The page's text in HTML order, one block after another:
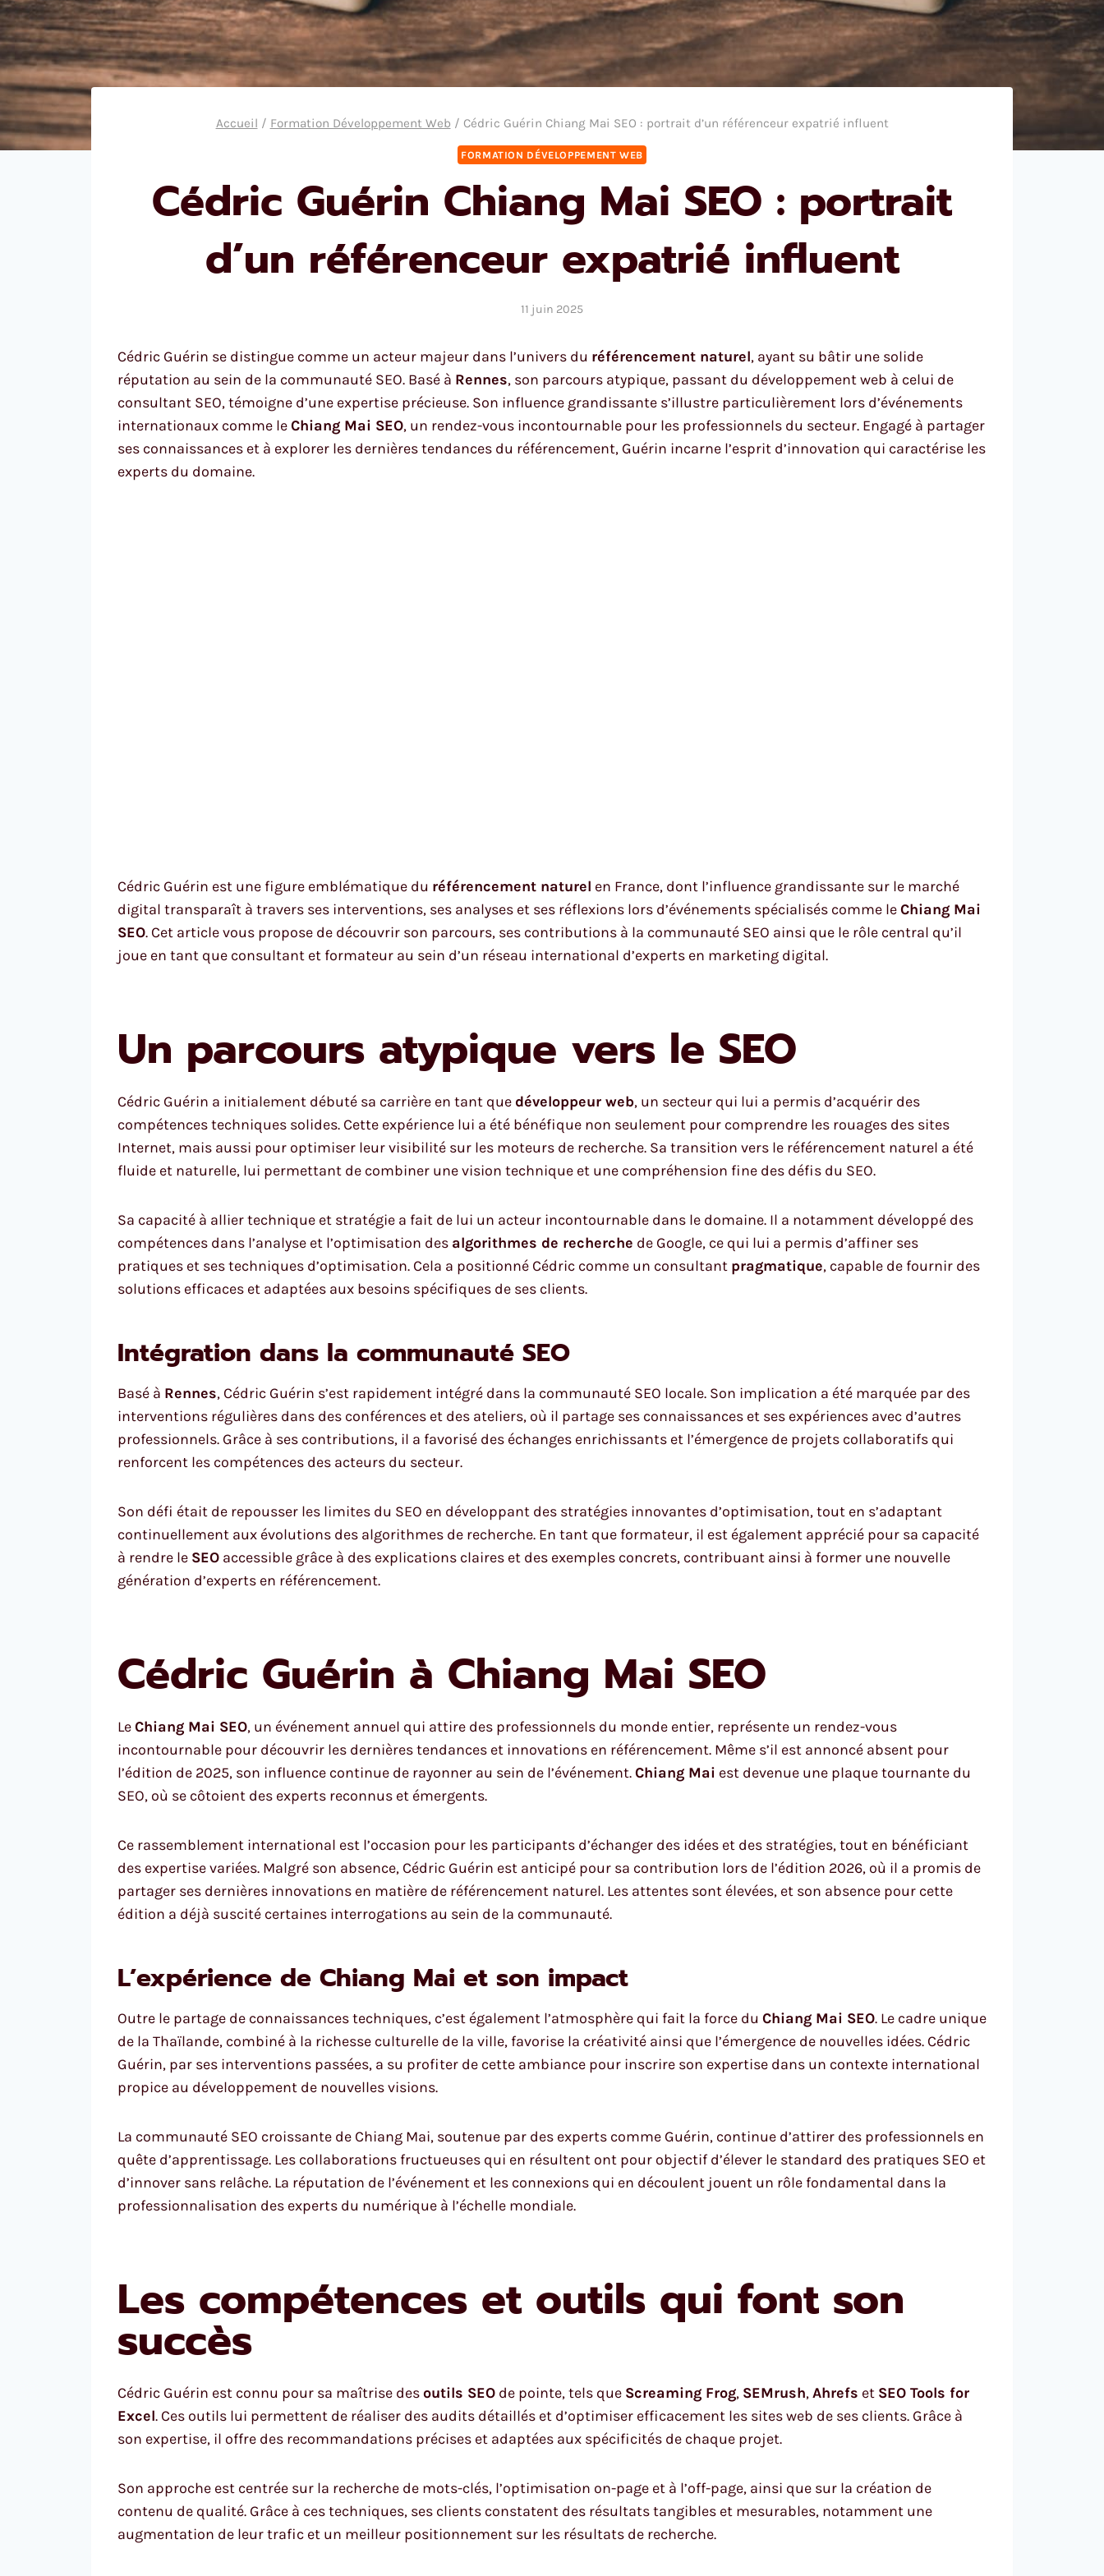
Accueil / Formation Développement Web / Cédric Guérin Chiang Mai SEO : portrait d’un référenceur expatrié influent
FORMATION DÉVELOPPEMENT WEB
Cédric Guérin Chiang Mai SEO : portrait
d’un référenceur expatrié influent
11 juin 2025
Cédric Guérin se distingue comme un acteur majeur dans l’univers du référencement naturel, ayant su bâtir une solide
réputation au sein de la communauté SEO. Basé à Rennes, son parcours atypique, passant du développement web à celui de
consultant SEO, témoigne d’une expertise précieuse. Son influence grandissante s’illustre particulièrement lors d’événements
internationaux comme leChiang Mai SEO, un rendez-vous incontournable pour les professionnels du secteur. Engagé à partager
ses connaissances et à explorer les dernières tendances du référencement, Guérin incarne l’esprit d’innovation qui caractérise les
experts du domaine.
Cédric Guérin est une figure emblématique du référencement naturel en France, dont l’influence grandissante sur le marché
digital transparaît à travers ses interventions, ses analyses et ses réflexions lors d’événements spécialisés comme leChiang Mai
SEO. Cet article vous propose de découvrir son parcours, ses contributions à la communauté SEO ainsi que le rôle central qu’il
joue en tant que consultant et formateur au sein d’un réseau international d’experts en marketing digital.
Un parcours atypique vers le SEO
Cédric Guérin a initialement débuté sa carrière en tant que développeur web, un secteur qui lui a permis d’acquérir des
compétences techniques solides. Cette expérience lui a été bénéfique non seulement pour comprendre les rouages des sites
Internet, mais aussi pour optimiser leur visibilité sur les moteurs de recherche. Sa transition vers le référencement naturel a été
fluide et naturelle, lui permettant de combiner une vision technique et une compréhension fine des défis du SEO.
Sa capacité à allier technique et stratégie a fait de lui un acteur incontournable dans le domaine. Il a notamment développé des
compétences dans l’analyse et l’optimisation des algorithmes de recherche de Google, ce qui lui a permis d’affiner ses
pratiques et ses techniques d’optimisation. Cela a positionné Cédric comme un consultant pragmatique, capable de fournir des
solutions efficaces et adaptées aux besoins spécifiques de ses clients.
Intégration dans la communauté SEO
Basé à Rennes, Cédric Guérin s’est rapidement intégré dans la communauté SEO locale. Son implication a été marquée par des
interventions régulières dans des conférences et des ateliers, où il partage ses connaissances et ses expériences avec d’autres
professionnels. Grâce à ses contributions, il a favorisé des échanges enrichissants et l’émergence de projets collaboratifs qui
renforcent les compétences des acteurs du secteur.
Son défi était de repousser les limites du SEO en développant des stratégies innovantes d’optimisation, tout en s’adaptant
continuellement aux évolutions des algorithmes de recherche. En tant que formateur, il est également apprécié pour sa capacité
à rendre le SEO accessible grâce à des explications claires et des exemples concrets, contribuant ainsi à former une nouvelle
génération d’experts en référencement.
Cédric Guérin à Chiang Mai SEO
LeChiang Mai SEO, un événement annuel qui attire des professionnels du monde entier, représente un rendez-vous
incontournable pour découvrir les dernières tendances et innovations en référencement. Même s’il est annoncé absent pour
l’édition de 2025, son influence continue de rayonner au sein de l’événement.Chiang Mai est devenue une plaque tournante du
SEO, où se côtoient des experts reconnus et émergents.
Ce rassemblement international est l’occasion pour les participants d’échanger des idées et des stratégies, tout en bénéficiant
des expertise variées. Malgré son absence, Cédric Guérin est anticipé pour sa contribution lors de l’édition 2026, où il a promis de
partager ses dernières innovations en matière de référencement naturel. Les attentes sont élevées, et son absence pour cette
édition a déjà suscité certaines interrogations au sein de la communauté.
L’expérience de Chiang Mai et son impact
Outre le partage de connaissances techniques, c’est également l’atmosphère qui fait la force du Chiang Mai SEO. Le cadre unique
de la Thaïlande, combiné à la richesse culturelle de la ville, favorise la créativité ainsi que l’émergence de nouvelles idées. Cédric
Guérin, par ses interventions passées, a su profiter de cette ambiance pour inscrire son expertise dans un contexte international
propice au développement de nouvelles visions.
La communauté SEO croissante de Chiang Mai, soutenue par des experts comme Guérin, continue d’attirer des professionnels en
quête d’apprentissage. Les collaborations fructueuses qui en résultent ont pour objectif d’élever le standard des pratiques SEO et
d’innover sans relâche. La réputation de l’événement et les connexions qui en découlent jouent un rôle fondamental dans la
professionnalisation des experts du numérique à l’échelle mondiale.
Les compétences et outils qui font son
succès
Cédric Guérin est connu pour sa maîtrise desoutils SEO de pointe, tels que Screaming Frog, SEMrush,Ahrefs et SEO Tools for
Excel. Ces outils lui permettent de réaliser des audits détaillés et d’optimiser efficacement les sites web de ses clients. Grâce à
son expertise, il offre des recommandations précises et adaptées aux spécificités de chaque projet.
Son approche est centrée sur la recherche de mots-clés, l’optimisation on-page et à l’off-page, ainsi que sur la création de
contenu de qualité. Grâce à ces techniques, ses clients constatent des résultats tangibles et mesurables, notamment une
augmentation de leur trafic et un meilleur positionnement sur les résultats de recherche.